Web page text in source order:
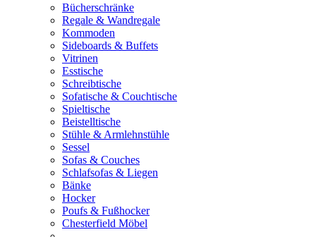
Bücherschränke
Regale & Wandregale
Kommoden
Sideboards & Buffets
Vitrinen
Esstische
Schreibtische
Sofatische & Couchtische
Spieltische
Beistelltische
Stühle & Armlehnstühle
Sessel
Sofas & Couches
Schlafsofas & Liegen
Bänke
Hocker
Poufs & Fußhocker
Chesterfield Möbel